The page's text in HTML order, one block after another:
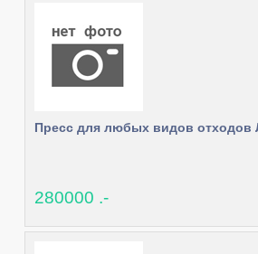
Пресс для любых видов отходов
280000 .-